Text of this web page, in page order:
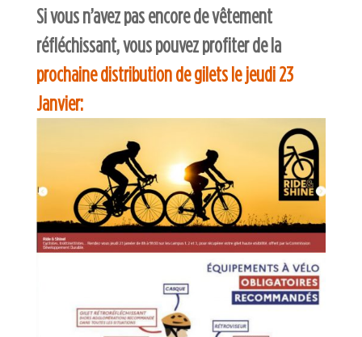
Si vous n’avez pas encore de vêtement
réfléchissant, vous pouvez profiter de la
prochaine distribution de gilets le jeudi 23
Janvier: